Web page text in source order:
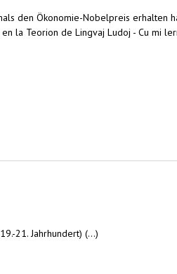
den Ökonomie-Nobelpreis erhalten
la Teorion de Lingvaj Ludoj - Cu mi
21. Jahrhundert) (...)